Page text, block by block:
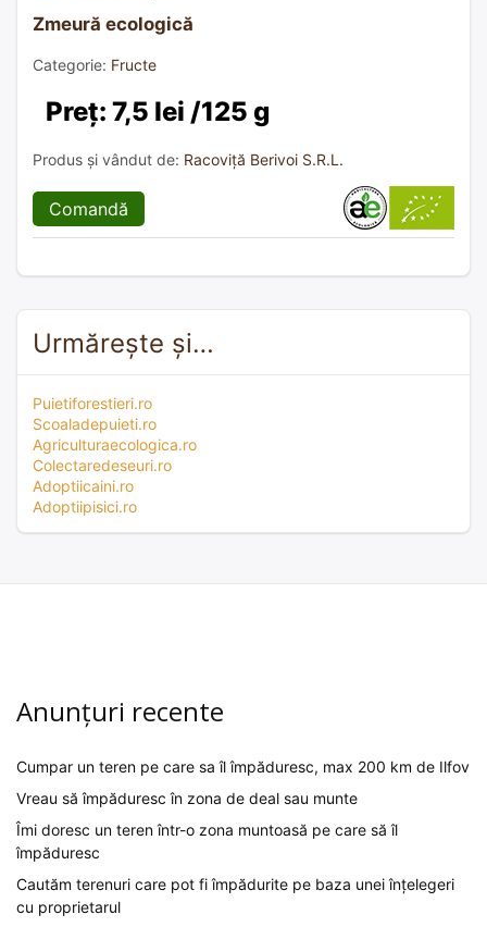
Zmeură ecologică
Categorie: Fructe
Preț: 7,5 lei /125 g
Produs și vândut de: Racoviță Berivoi S.R.L.
Comandă
Urmărește și…
Puietiforestieri.ro
Scoaladepuieti.ro
Agriculturaecologica.ro
Colectaredeseuri.ro
Adoptiicaini.ro
Adoptiipisici.ro
Anunțuri recente
Cumpar un teren pe care sa îl împăduresc, max 200 km de Ilfov
Vreau să împăduresc în zona de deal sau munte
Îmi doresc un teren într-o zona muntoasă pe care să îl
împăduresc
Cautăm terenuri care pot fi împădurite pe baza unei înțelegeri
cu proprietarul